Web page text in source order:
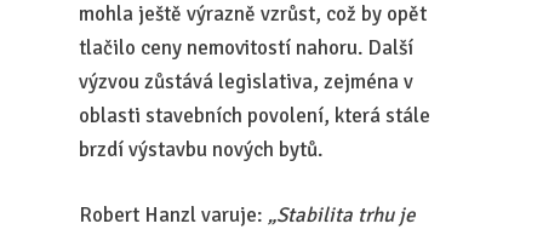
mohla ještě výrazně vzrůst, což by opět
tlačilo ceny nemovitostí nahoru. Další
výzvou zůstává legislativa, zejména v
oblasti stavebních povolení, která stále
brzdí výstavbu nových bytů.
Robert Hanzl varuje: „Stabilita trhu je